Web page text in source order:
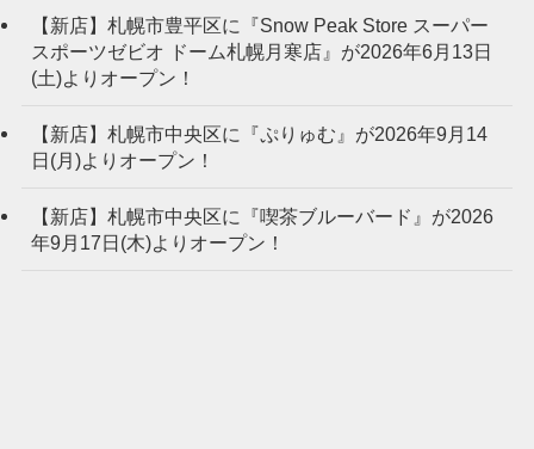
【新店】札幌市豊平区に『Snow Peak Store スーパー
スポーツゼビオ ドーム札幌月寒店』が2026年6月13日
(土)よりオープン！
【新店】札幌市中央区に『ぷりゅむ』が2026年9月14
日(月)よりオープン！
【新店】札幌市中央区に『喫茶ブルーバード』が2026
年9月17日(木)よりオープン！